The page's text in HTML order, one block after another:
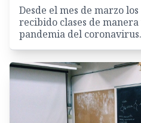
Desde el mes de marzo
recibido clases de
pandemia del coronavirus.